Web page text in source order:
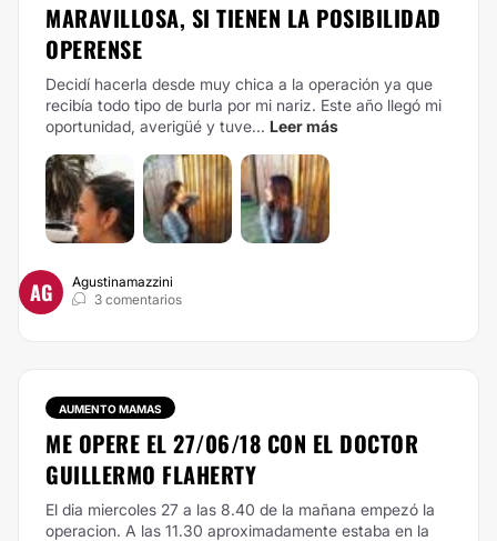
MARAVILLOSA, SI TIENEN LA POSIBILIDAD
OPERENSE
Decidí hacerla desde muy chica a la operación ya que
recibía todo tipo de burla por mi nariz. Este año llegó mi
oportunidad, averigüé y tuve... Leer más
AG
Agustinamazzini
3 comentarios
AUMENTO MAMAS
ME OPERE EL 27/06/18 CON EL DOCTOR
GUILLERMO FLAHERTY
El dia miercoles 27 a las 8.40 de la mañana empezó la
operacion. A las 11.30 aproximadamente estaba en la